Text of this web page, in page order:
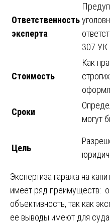
Ответственность
эксперта
307
Стоимость
Как
Сроки
могут
Цель
Экспертиза гаража на
имеет ряд преимуществ:
объективность, так как
ее выводы имеют для суда